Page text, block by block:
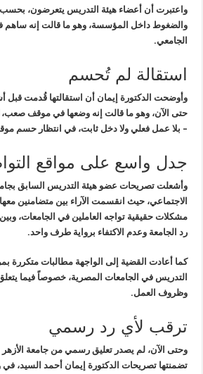
واعتبرت أن أعضاء هيئة التدريس يتعرضون، بحسب
والضغوط داخل المؤسسة، وهو ما قالت إنه ساهم
الجامعي.
استقالة لم تُحسم
وأوضحت الدكتورة إيمان أن استقالتها قُدمت قبل
حتى الآن، وهو ما قالت إنه وضعها في موقف صعب،
– بلا عمل فعلي ولا دخل ثابت، في انتظار حسم
جدل واسع على مواقع
وأشعلت تصريحات عضو هيئة التدريس السابق
الاجتماعي، حيث انقسمت الآراء بين متضامنين
مشكلات حقيقية تواجه العاملين في الجامعات،
رد الجامعة وعدم الاكتفاء برواية طرف واحد.
كما أعادت القضية إلى الواجهة مطالبات متكررة
التدريس في الجامعات المصرية، خصوصاً فيما
وظروف العمل.
ترقب لأي رد رسمي
وحتى الآن، لم يصدر تعليق رسمي من جامعة
تضمنتها تصريحات الدكتورة إيمان أحمد السيد، في